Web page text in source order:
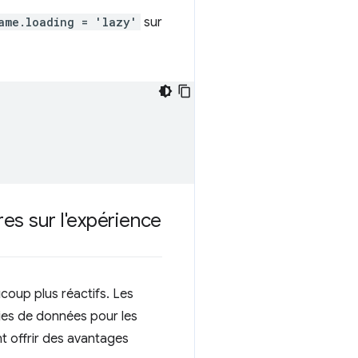
= 'lazy'
sur
sur l'expérience
plus réactifs. Les
de données pour les
offrir des avantages